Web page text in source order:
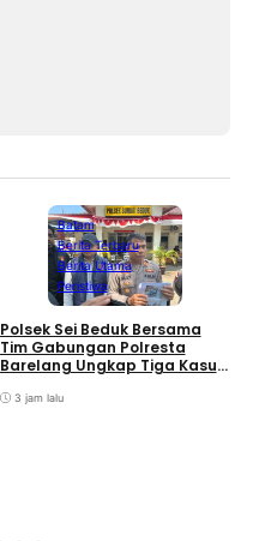
Batam
Berita Terbaru
Berita Utama
Peristiwa
Polsek Sei Beduk Bersama
Tim Gabungan Polresta
Barelang Ungkap Tiga Kasus
3 jam lalu